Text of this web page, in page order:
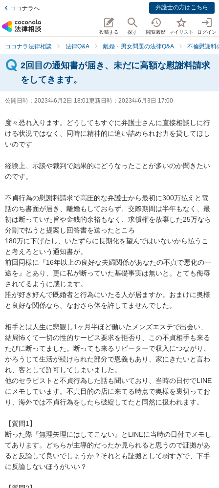
ココナラへ 弁護士の方はこちら
投稿する 探す 閲覧履歴 マイリスト ログイン
ココナラ法律相談 法律Q&A 離婚・男女問題の法律Q&A 不倫慰謝料
2回目の通知書が届き、未だに高額な慰謝料請求
をしてきます。
公開日時： 2023年6月2日 18:01更新日時： 2023年6月3日 17:00
度々恐れ入ります。どうしてもすぐに弁護士さんに直接相談しに行
ける状況ではなく、同時に精神的に追い詰められお力を貸してほし
いのです
経験上、示談や裁判で結果的にどうなったことが多いのか聞きたい
のです。
不貞行為の慰謝料請求で高圧的な弁護士から最初に300万払えと電
話のち書面が届き、離婚もしておらず、交際期間は半年もなく、最
初は断っていた旨や金銭的余裕もなく、求償権を放棄した25万なら
分割で払うと提案し回答書を送ったところ
180万に下げたし、いたずらに長期化を望んではいないから払うこ
と考えろという通知書が。
前回同様に『16年以上の良好な夫婦関係があなたの不貞で悪化の一
途を』とあり、更に私が断っていた基礎事実は無いと。とても侮辱
されてるように感じます。
誰が好き好んで既婚者と行為にいたる人が居ますか。おまけに奥様
と良好な関係なら、なおさら体を許してませんでした。
相手とは人生に悲観し1ヶ月半ほど働いたメンズエステで出会い、
結局怖くて一切の性的サービス要求を拒否り、この不貞相手も来る
たびに断ってました。断っても来るリピーターで収入につながり、
かろうじて生活が続けられた部分で恩義もあり、家にきたいと言わ
れ、客として許可してしまいました。
他のセラピストと不貞行為した話も聞いており、当時の日付でLINE
にメモしています。不貞目的の店に来てる時点で奥様を裏切ってお
り、海外では不貞行為をしたら破綻してたと同然に扱われます。
【質問1】
断った際『無理矢理にはしてこない』とLINEに当時の日付でメモし
てあります。どちらが主導的だったか見られると思うので証拠があ
ると反論して良いでしょうか？それとも証拠として弱すぎで、下手
に反論しないほうがいい？